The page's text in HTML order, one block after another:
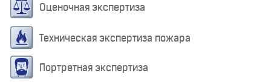
Оценочная экспертиза
Техническая экспертиза пожара
Портретная экспертиза